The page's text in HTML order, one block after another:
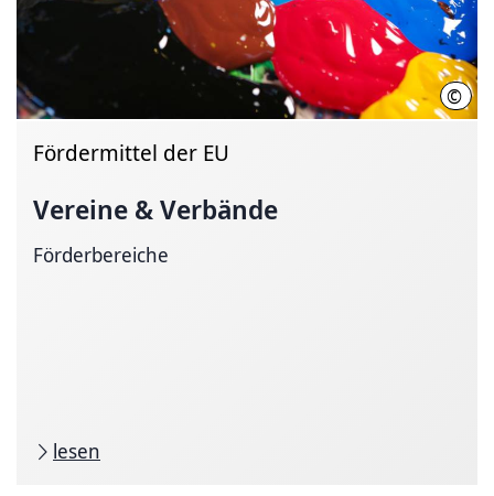
©
Fördermittel der EU
Vereine & Verbände
Förderbereiche
lesen